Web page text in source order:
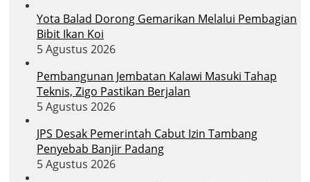
Yota Balad Dorong Gemarikan Melalui Pembagian
Bibit Ikan Koi
5 Agustus 2026
Pembangunan Jembatan Kalawi Masuki Tahap
Teknis, Zigo Pastikan Berjalan
5 Agustus 2026
JPS Desak Pemerintah Cabut Izin Tambang
Penyebab Banjir Padang
5 Agustus 2026